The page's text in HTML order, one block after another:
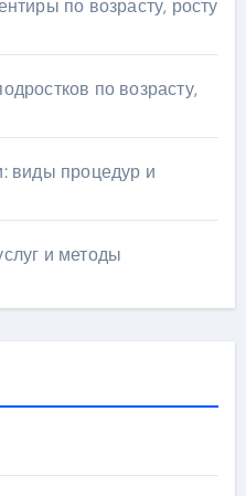
по возрасту, росту
по возрасту,
виды процедур и
и методы